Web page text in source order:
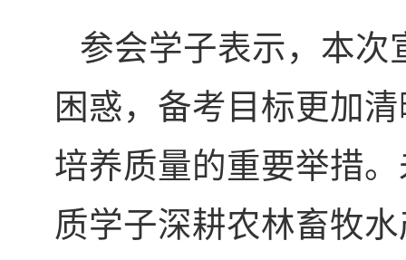
参会学子表示，本次
困惑，备考目标更加
培养质量的重要举措
质学子深耕农林畜牧